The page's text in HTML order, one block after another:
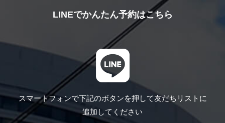
LINEでかんたん予約はこちら
スマートフォンで下記のボタンを押して友だちリストに
追加してください